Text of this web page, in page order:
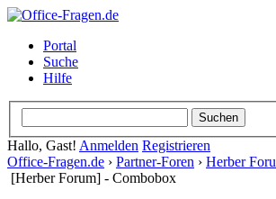
Portal
Suche
Hilfe
Hallo, Gast! Anmelden Registrieren
Office-Fragen.de › Partner-Foren › Herber
[Herber Forum] - Combobox